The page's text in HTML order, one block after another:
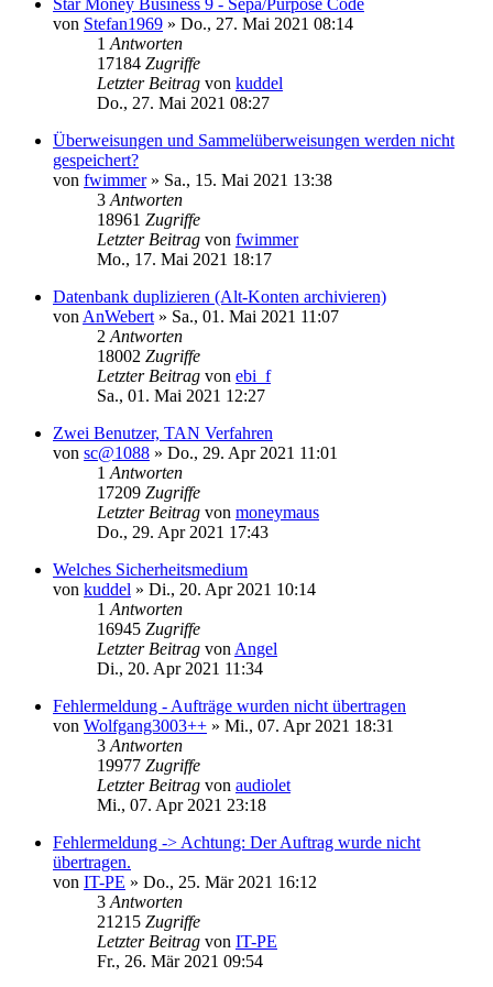
von Stefan1969 » Do., 27. Mai 2021 08:14
1 Antworten
17184 Zugriffe
Letzter Beitrag von kuddel
Do., 27. Mai 2021 08:27
Überweisungen und Sammelüberweisungen werden nicht
gespeichert?
von fwimmer» Sa., 15. Mai 2021 13:38
3 Antworten
18961 Zugriffe
Letzter Beitrag von fwimmer
Mo., 17. Mai 2021 18:17
Datenbank duplizieren (Alt-Konten archivieren)
von AnWebert » Sa., 01. Mai 2021 11:07
2 Antworten
18002 Zugriffe
Letzter Beitrag von ebi_f
Sa., 01. Mai 2021 12:27
Zwei Benutzer, TAN Verfahren
von sc@1088 » Do., 29. Apr 2021 11:01
1 Antworten
17209 Zugriffe
Letzter Beitrag von moneymaus
Do., 29. Apr 2021 17:43
Welches Sicherheitsmedium
von kuddel » Di., 20. Apr 2021 10:14
1 Antworten
16945 Zugriffe
Letzter Beitrag von Angel
Di., 20. Apr 2021 11:34
Fehlermeldung - Aufträge wurden nicht übertragen
von Wolfgang3003++ » Mi., 07. Apr 2021 18:31
3 Antworten
19977 Zugriffe
Letzter Beitrag von audiolet
Mi., 07. Apr 2021 23:18
Fehlermeldung -> Achtung: Der Auftrag wurde nicht
übertragen.
von IT-PE » Do., 25. Mär 2021 16:12
3 Antworten
21215 Zugriffe
Letzter Beitrag von IT-PE
Fr., 26. Mär 2021 09:54